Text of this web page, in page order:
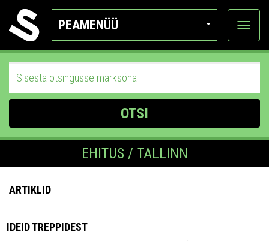
PEAMENÜÜ
Ava
OTSI
EHITUS / TALLINN
ARTIKLID
IDEID TREPPIDEST